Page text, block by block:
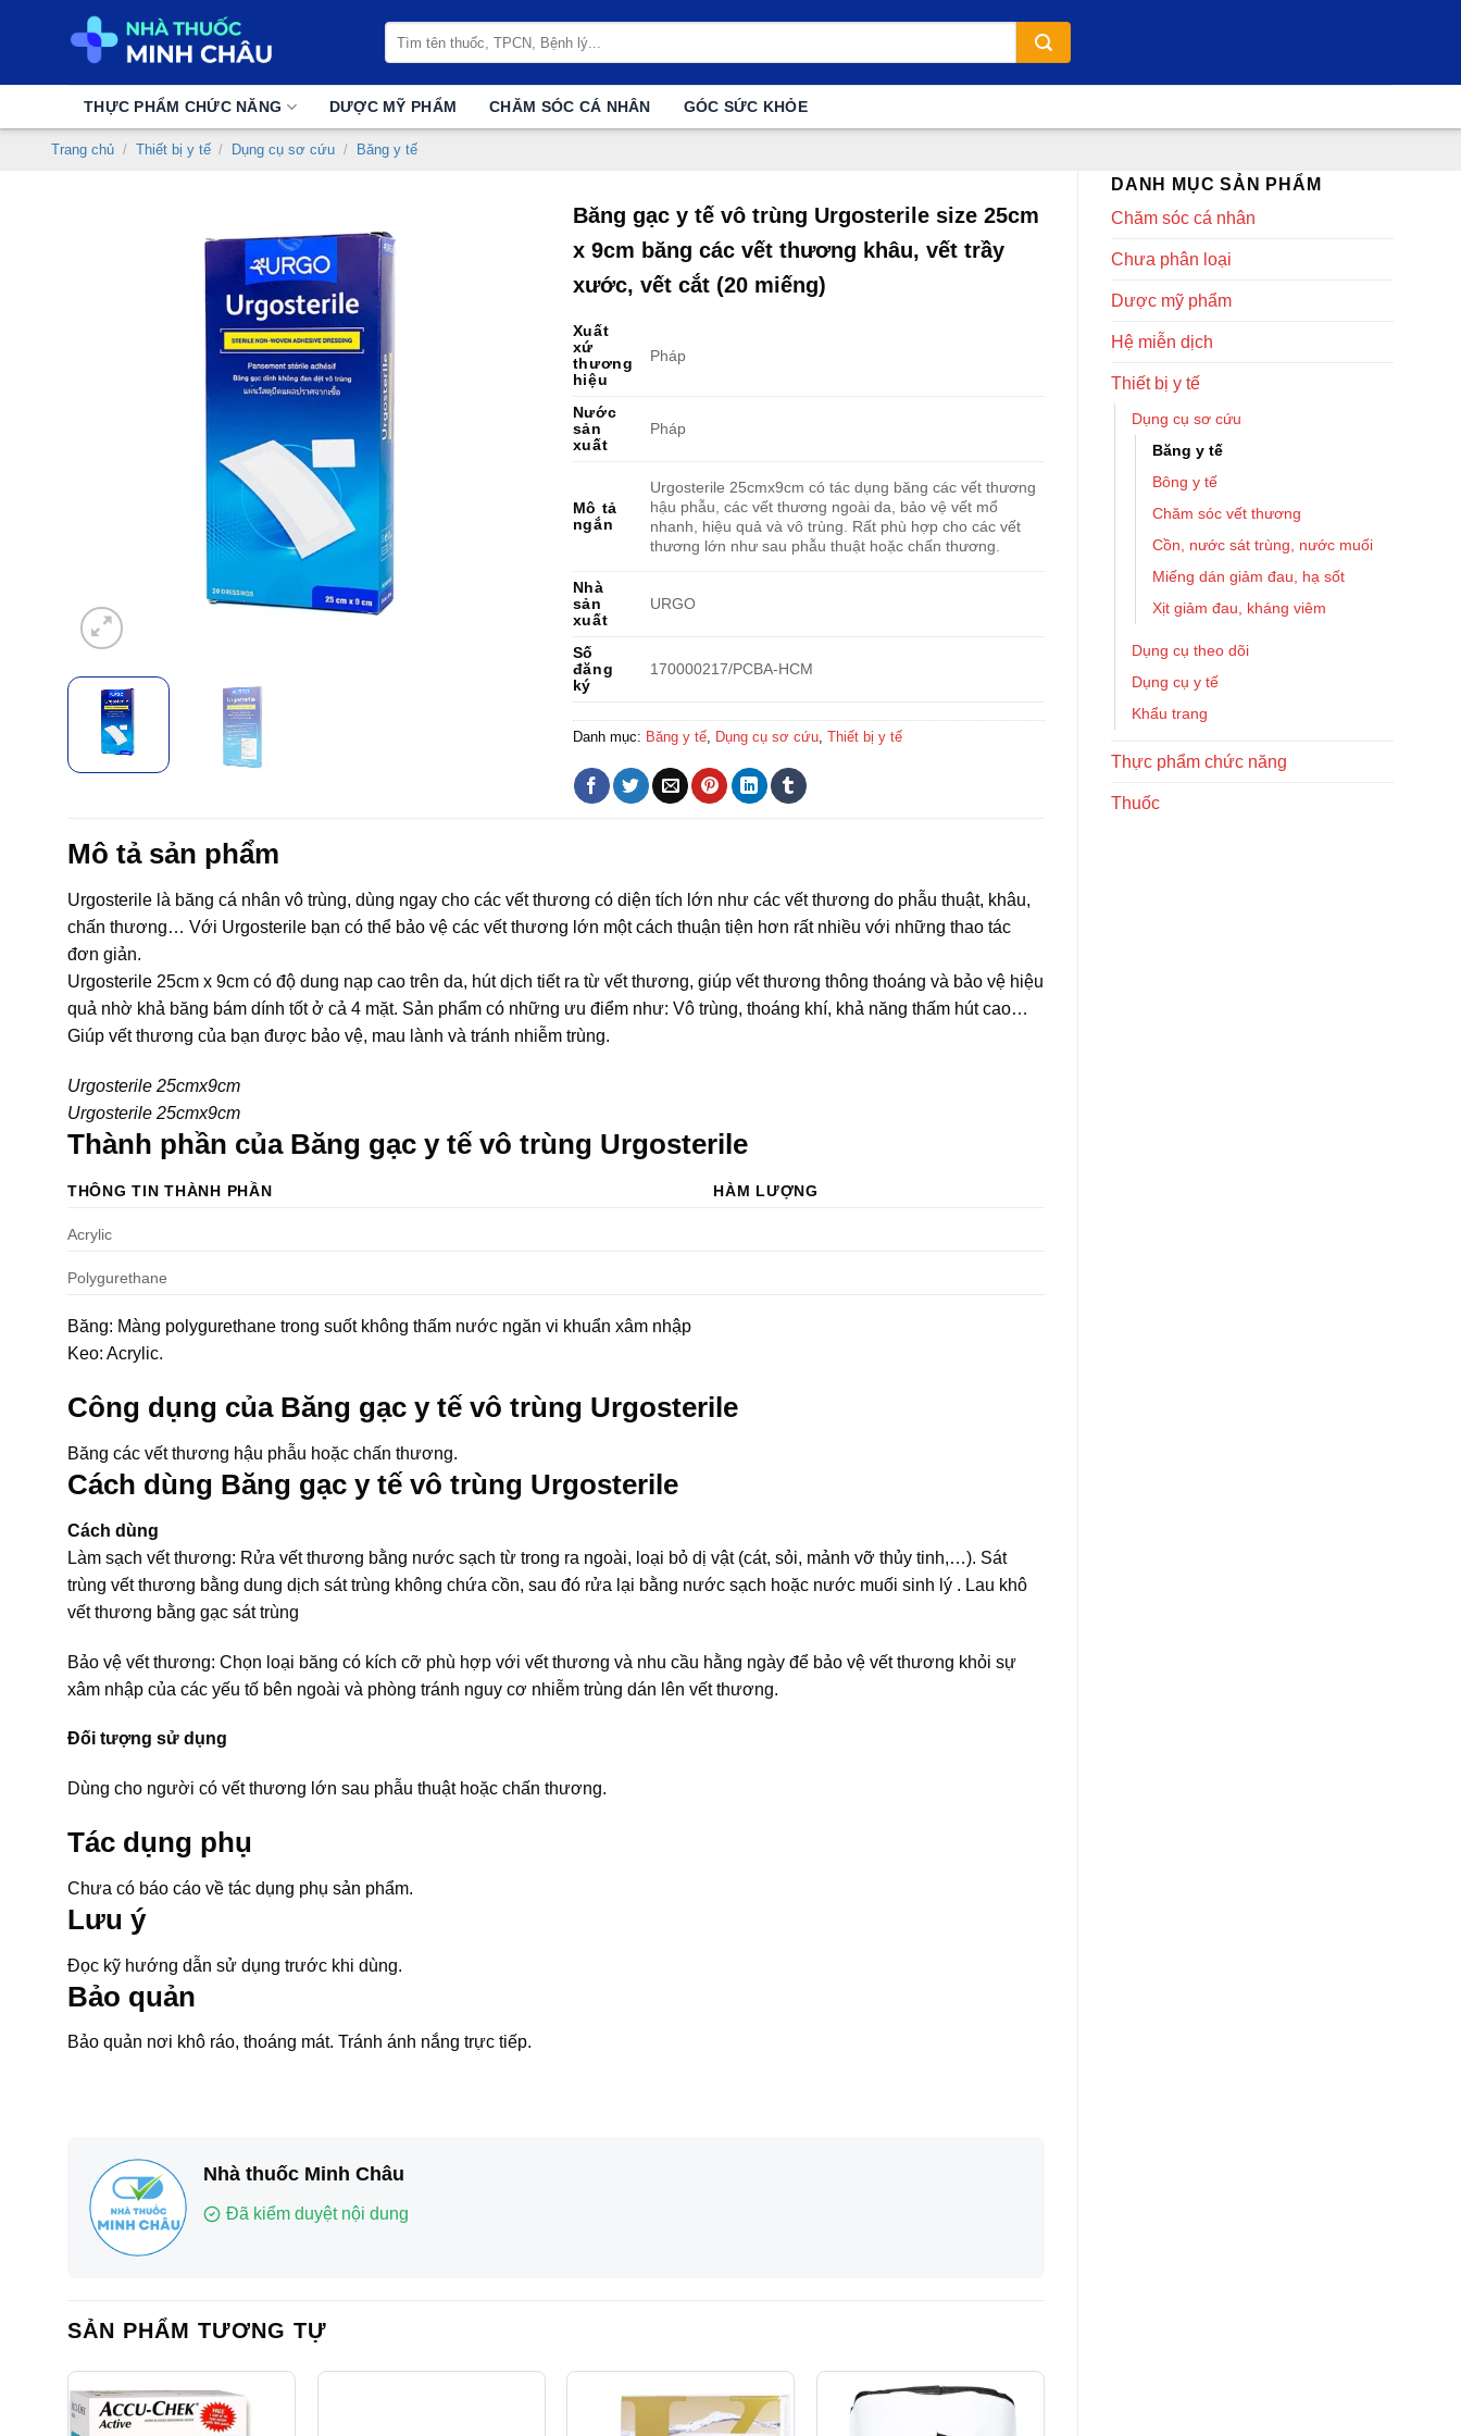
kiếm:
THỰC PHẨM CHỨC NĂNG DƯỢC MỸ PHẨM CHĂM SÓC CÁ NHÂN GÓC SỨC KHỎE
Trang chủ / Thiết bị y tế / Dụng cụ sơ cứu / Băng y tế
DANH MỤC SẢN PHẨM
Chăm sóc cá nhân
Chưa phân loại
Dược mỹ phẩm
Hệ miễn dịch
Thiết bị y tế
Dụng cụ sơ cứu
Băng y tế
Bông y tế
Chăm sóc vết thương
Cồn, nước sát trùng, nước muối
Miếng dán giảm đau, hạ sốt
Xịt giảm đau, kháng viêm
Dụng cụ theo dõi
Dụng cụ y tế
Khẩu trang
Thực phẩm chức năng
Thuốc
Băng gạc y tế vô trùng Urgosterile size 25cm
x 9cm băng các vết thương khâu, vết trầy
xước, vết cắt (20 miếng)
Xuất
xứ
thương
hiệu
Pháp
Nước
sản
xuất
Pháp
Mô tả
ngắn
Urgosterile 25cmx9cm có tác dụng băng các vết thương
hậu phẫu, các vết thương ngoài da, bảo vệ vết mổ
nhanh, hiệu quả và vô trùng. Rất phù hợp cho các vết
thương lớn như sau phẫu thuật hoặc chấn thương.
Nhà
sản
xuất
URGO
Số
đăng
ký
170000217/PCBA-HCM
Danh mục: Băng y tế, Dụng cụ sơ cứu, Thiết bị y tế
Mô tả sản phẩm
Urgosterile là băng cá nhân vô trùng, dùng ngay cho các vết thương có diện tích lớn như các vết thương do phẫu thuật, khâu,
chấn thương… Với Urgosterile bạn có thể bảo vệ các vết thương lớn một cách thuận tiện hơn rất nhiều với những thao tác
đơn giản.
Urgosterile 25cm x 9cm có độ dung nạp cao trên da, hút dịch tiết ra từ vết thương, giúp vết thương thông thoáng và bảo vệ hiệu
quả nhờ khả băng bám dính tốt ở cả 4 mặt. Sản phẩm có những ưu điểm như: Vô trùng, thoáng khí, khả năng thấm hút cao…
Giúp vết thương của bạn được bảo vệ, mau lành và tránh nhiễm trùng.
Urgosterile 25cmx9cm
Urgosterile 25cmx9cm
Thành phần của Băng gạc y tế vô trùng Urgosterile
THÔNG TIN THÀNH PHẦN HÀM LƯỢNG
Acrylic
Polygurethane
Băng: Màng polygurethane trong suốt không thấm nước ngăn vi khuẩn xâm nhập
Keo: Acrylic.
Công dụng của Băng gạc y tế vô trùng Urgosterile
Băng các vết thương hậu phẫu hoặc chấn thương.
Cách dùng Băng gạc y tế vô trùng Urgosterile
Cách dùng
Làm sạch vết thương: Rửa vết thương bằng nước sạch từ trong ra ngoài, loại bỏ dị vật (cát, sỏi, mảnh vỡ thủy tinh,…). Sát
trùng vết thương bằng dung dịch sát trùng không chứa cồn, sau đó rửa lại bằng nước sạch hoặc nước muối sinh lý . Lau khô
vết thương bằng gạc sát trùng
Bảo vệ vết thương: Chọn loại băng có kích cỡ phù hợp với vết thương và nhu cầu hằng ngày để bảo vệ vết thương khỏi sự
xâm nhập của các yếu tố bên ngoài và phòng tránh nguy cơ nhiễm trùng dán lên vết thương.
Đối tượng sử dụng
Dùng cho người có vết thương lớn sau phẫu thuật hoặc chấn thương.
Tác dụng phụ
Chưa có báo cáo về tác dụng phụ sản phẩm.
Lưu ý
Đọc kỹ hướng dẫn sử dụng trước khi dùng.
Bảo quản
Bảo quản nơi khô ráo, thoáng mát. Tránh ánh nắng trực tiếp.
Nhà thuốc Minh Châu
Đã kiểm duyệt nội dung
SẢN PHẨM TƯƠNG TỰ